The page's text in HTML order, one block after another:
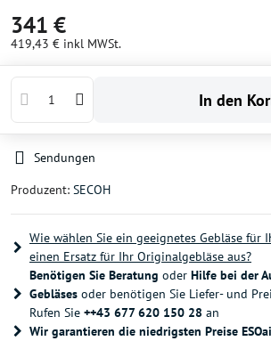
341 €
419,43 € inkl MWSt.
In den
Sendungen
Produzent: SECOH
Wie wählen Sie ein geeignetes Gebläse für
einen Ersatz für Ihr Originalgebläse aus?
Benötigen Sie Beratung oder Hilfe bei der
Gebläses oder benötigen Sie Liefer- und
Rufen Sie ++43 677 620 150 28 an
Wir garantieren die niedrigsten Preise